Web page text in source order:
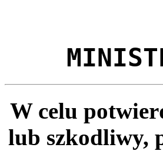
W celu
lub szkodliwy,